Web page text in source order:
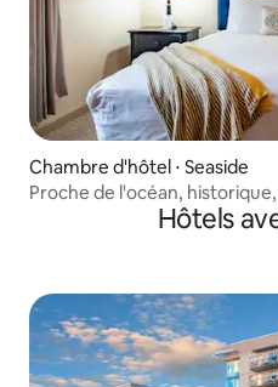
Chambre d'hôtel ⋅ Seaside
Proche de l'océan,
Hôtels